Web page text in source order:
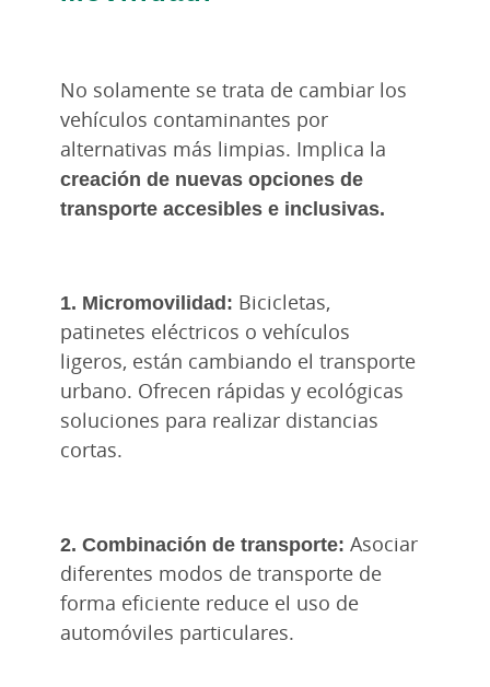
No solamente se trata de cambiar los
vehículos contaminantes por
alternativas más limpias. Implica la
creación de nuevas opciones de
transporte accesibles e inclusivas.
1. Micromovilidad: Bicicletas,
patinetes eléctricos o vehículos
ligeros, están cambiando el transporte
urbano. Ofrecen rápidas y ecológicas
soluciones para realizar distancias
cortas.
2. Combinación de transporte: Asociar
diferentes modos de transporte de
forma eficiente reduce el uso de
automóviles particulares.